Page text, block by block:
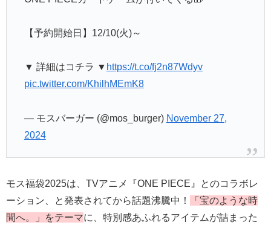
【予約開始日】12/10(火)～
▼ 詳細はコチラ ▼ https://t.co/fj2n87Wdyv
pic.twitter.com/KhilhMEmK8
— モスバーガー (@mos_burger) November 27,
2024
モス福袋2025は、TVアニメ『ONE PIECE』とのコラボレ
ーション、と発表されてから話題沸騰中！
「宝のような時
間へ。」をテーマに、特別感あふれるアイテムが詰まった